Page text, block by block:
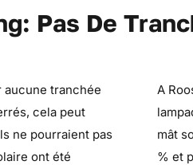
Pas De
aucune tranchée
cela peut
ne pourraient pas
ont été
A
mât
% et